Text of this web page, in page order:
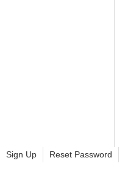
Sign Up Reset Password